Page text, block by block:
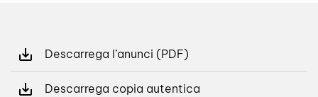
Descarrega l’anunci (PDF)
Descarrega copia autentica